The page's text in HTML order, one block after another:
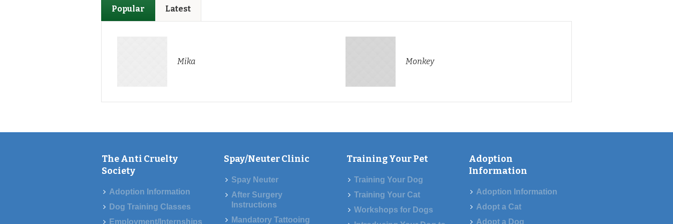
Popular Latest
Mika Monkey
The Anti Cruelty
Society
Adoption Information
Dog Training Classes
Employment/Internships
Spay/Neuter Clinic
Spay Neuter
After Surgery
Instructions
Mandatory Tattooing
Training Your Pet
Training Your Dog
Training Your Cat
Workshops for Dogs
Adoption
Information
Adoption Information
Adopt a Cat
Adopt a Dog